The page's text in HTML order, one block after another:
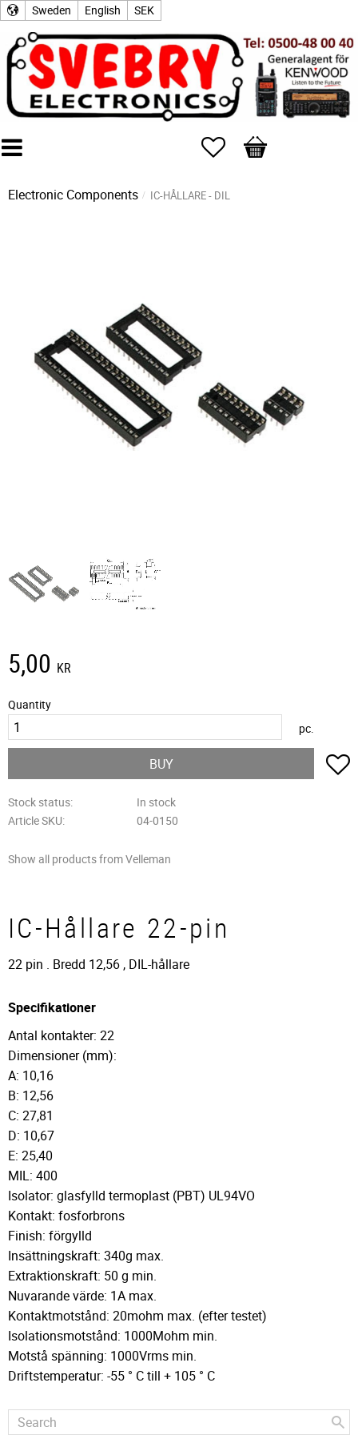
Sweden English SEK
Favorites
Basket
Electronic Components IC-HÅLLARE - DIL
5,00 KR
Quantity
pc.
BUY
Stock status
In stock
Article SKU
04-0150
Show all products from Velleman
IC-Hållare 22-pin
22 pin . Bredd 12,56 , DIL-hållare
Specifikationer
Antal kontakter: 22
Dimensioner (mm):
A: 10,16
B: 12,56
C: 27,81
D: 10,67
E: 25,40
MIL: 400
Isolator: glasfylld termoplast (PBT) UL94VO
Kontakt: fosforbrons
Finish: förgylld
Insättningskraft: 340g max.
Extraktionskraft: 50 g min.
Nuvarande värde: 1A max.
Kontaktmotstånd: 20mohm max. (efter testet)
Isolationsmotstånd: 1000Mohm min.
Motstå spänning: 1000Vrms min.
Driftstemperatur: -55 ° C till + 105 ° C